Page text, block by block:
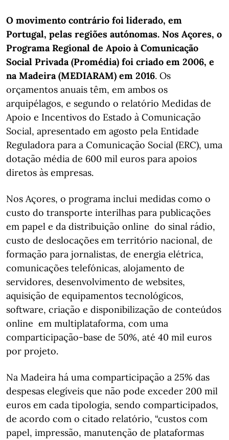
O movimento contrário foi liderado, em
Portugal, pelas regiões autónomas. Nos Açores, o
Programa Regional de Apoio à Comunicação
Social Privada (Promédia) foi criado em 2006, e
na Madeira (MEDIARAM) em 2016. Os
orçamentos anuais têm, em ambos os
arquipélagos, e segundo o relatório Medidas de
Apoio e Incentivos do Estado à Comunicação
Social, apresentado em agosto pela Entidade
Reguladora para a Comunicação Social (ERC), uma
dotação média de 600 mil euros para apoios
diretos às empresas.
Nos Açores, o programa inclui medidas como o
custo do transporte interilhas para publicações
em papel e da distribuição online do sinal rádio,
custo de deslocações em território nacional, de
formação para jornalistas, de energia elétrica,
comunicações telefónicas, alojamento de
servidores, desenvolvimento de websites,
aquisição de equipamentos tecnológicos,
software, criação e disponibilização de conteúdos
online em multiplataforma, com uma
comparticipação-base de 50%, até 40 mil euros
por projeto.
Na Madeira há uma comparticipação a 25% das
despesas elegíveis que não pode exceder 200 mil
euros em cada tipologia, sendo comparticipados,
de acordo com o citado relatório, “custos com
papel, impressão, manutenção de plataformas